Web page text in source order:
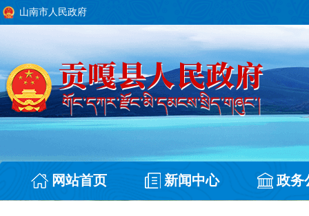
山南市人民政府
网站首页 新闻中心 政务